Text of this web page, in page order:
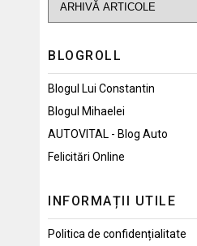
BLOGROLL
Blogul Lui Constantin
Blogul Mihaelei
AUTOVITAL - Blog Auto
Felicitări Online
INFORMAȚII UTILE
Politica de confidențialitate